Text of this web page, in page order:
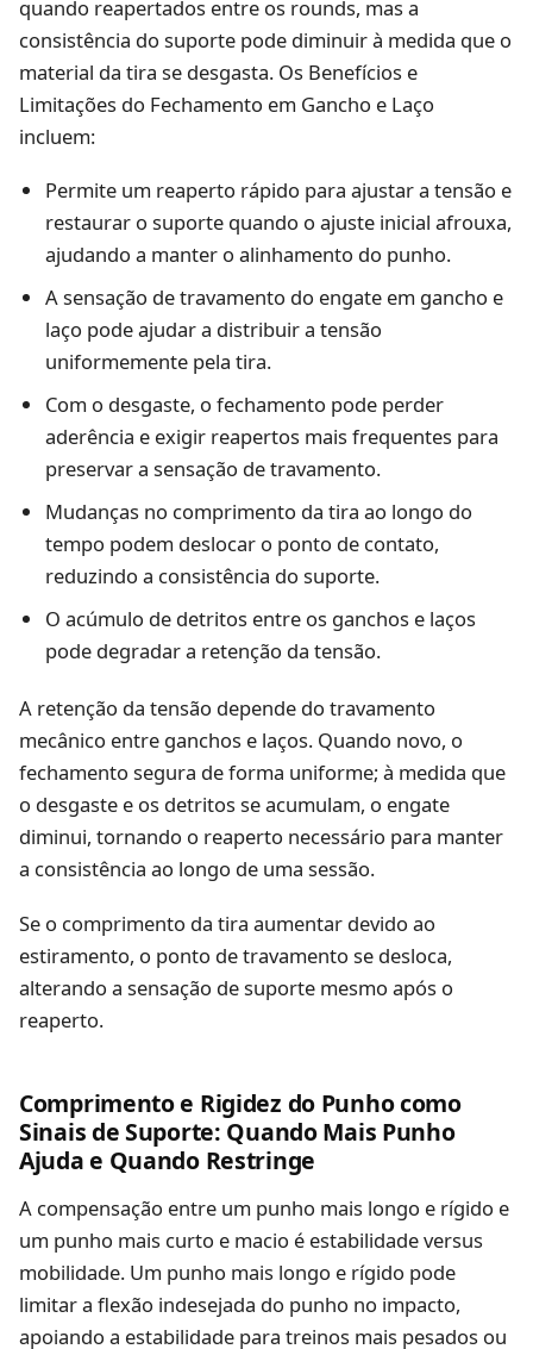
quando reapertados entre os rounds, mas a
consistência do suporte pode diminuir à medida que o
material da tira se desgasta. Os Benefícios e
Limitações do Fechamento em Gancho e Laço
incluem:
Permite um reaperto rápido para ajustar a tensão e
restaurar o suporte quando o ajuste inicial afrouxa,
ajudando a manter o alinhamento do punho.
A sensação de travamento do engate em gancho e
laço pode ajudar a distribuir a tensão
uniformemente pela tira.
Com o desgaste, o fechamento pode perder
aderência e exigir reapertos mais frequentes para
preservar a sensação de travamento.
Mudanças no comprimento da tira ao longo do
tempo podem deslocar o ponto de contato,
reduzindo a consistência do suporte.
O acúmulo de detritos entre os ganchos e laços
pode degradar a retenção da tensão.
A retenção da tensão depende do travamento
mecânico entre ganchos e laços. Quando novo, o
fechamento segura de forma uniforme; à medida que
o desgaste e os detritos se acumulam, o engate
diminui, tornando o reaperto necessário para manter
a consistência ao longo de uma sessão.
Se o comprimento da tira aumentar devido ao
estiramento, o ponto de travamento se desloca,
alterando a sensação de suporte mesmo após o
reaperto.
Comprimento e Rigidez do Punho como
Sinais de Suporte: Quando Mais Punho
Ajuda e Quando Restringe
A compensação entre um punho mais longo e rígido e
um punho mais curto e macio é estabilidade versus
mobilidade. Um punho mais longo e rígido pode
limitar a flexão indesejada do punho no impacto,
apoiando a estabilidade para treinos mais pesados ou